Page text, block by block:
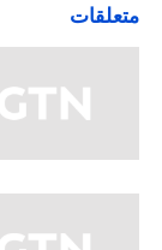
متعلقات